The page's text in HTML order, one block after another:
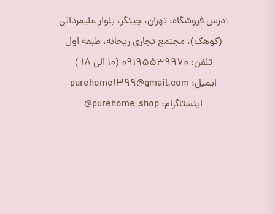
آدرس فروشگاه: تهران، چیتگر، بلوار علیمردانی
(کوهک)، مجتمع تجاری ریحانه، طبقه اول
تلفن: 09195539970 (10 الی 18 )
ایمیل: purehome1399@gmail.com
اینستاگرام: purehome_shop@